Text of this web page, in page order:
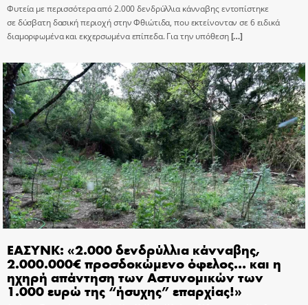
Φυτεία με περισσότερα από 2.000 δενδρύλλια κάνναβης εντοπίστηκε
σε δύσβατη δασική περιοχή στην Φθιώτιδα, που εκτείνονταν σε 6 ειδικά
διαμορφωμένα και εκχερσωμένα επίπεδα. Για την υπόθεση[…]
ΕΑΣΥΝΚ: «2.000 δενδρύλλια κάνναβης,
2.000.000€ προσδοκώμενο όφελος… και η
ηχηρή απάντηση των Αστυνομικών των
1.000 ευρώ της “ήσυχης” επαρχίας!»